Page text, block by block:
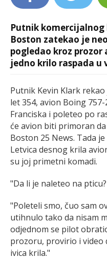
Putnik komercijalnog
Boston zatekao je
pogledao kroz prozor
jedno krilo raspada u
Putnik Kevin Klark
let 354, avion Boing
Franciska i poleteo po
će avion biti primoran
Boston 25 News. Tada
Letvica desnog krila
su joj primetni komadi.
"Da li je naleteo na
"Poleteli smo, čuo sam
utihnulo tako da nisam
odjednom se pilot
prozoru, provirio i video
ivica krila."